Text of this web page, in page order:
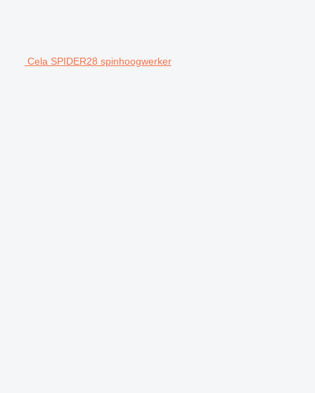
Cela SPIDER28 spinhoogwerker